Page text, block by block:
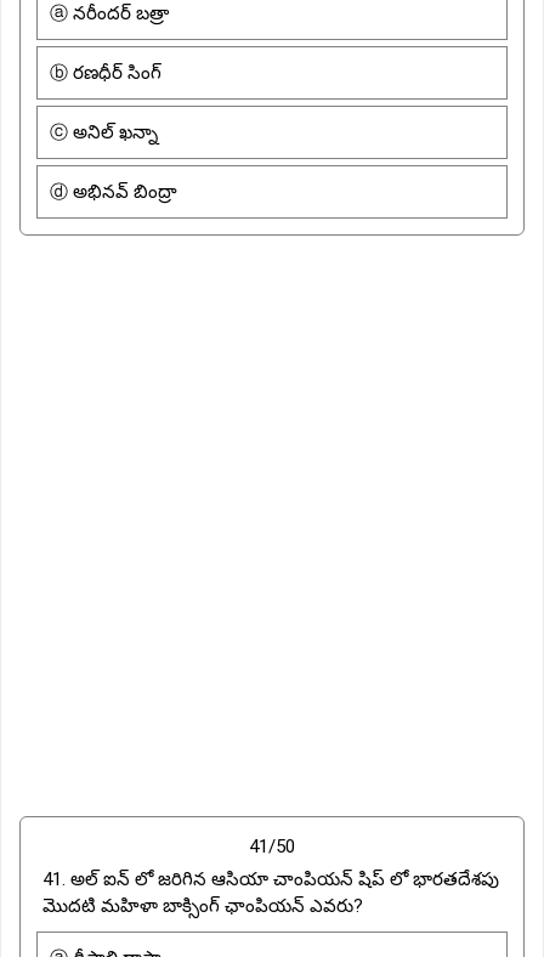
ⓐ నరీందర్ బత్రా
ⓑ రణధీర్ సింగ్
ⓒ అనిల్ ఖన్నా
ⓓ అభినవ్ బింద్రా
41/50
41. అల్ ఐన్ లో జరిగిన ఆసియా చాంపియన్ షిప్ లో భారతదేశపు
మొదటి మహిళా బాక్సింగ్ ఛాంపియన్ ఎవరు?